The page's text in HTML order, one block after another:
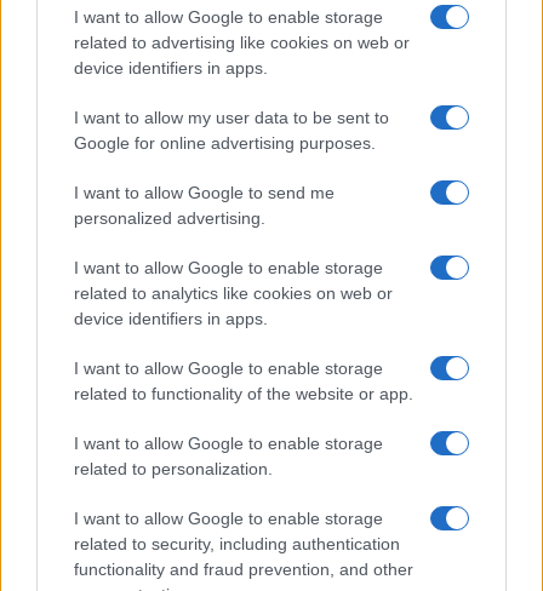
I want to allow Google to enable storage
related to advertising like cookies on web or
device identifiers in apps.
I want to allow my user data to be sent to
Google for online advertising purposes.
I want to allow Google to send me
personalized advertising.
I want to allow Google to enable storage
related to analytics like cookies on web or
device identifiers in apps.
I want to allow Google to enable storage
related to functionality of the website or app.
I want to allow Google to enable storage
related to personalization.
I want to allow Google to enable storage
related to security, including authentication
functionality and fraud prevention, and other
detto no, per paura di doversi sobbarcare i rischi
dei sistemi bancari del Sud Europa. Ora, però,
pretende solidarietà per mettere in sicurezza le
proprie banche. È uno squilibrio strutturale, e
l’Italia ha tutto l’interesse a non ratificare
senza contropartite .
Il rischio politico per Roma (e per
l’Europa)
Intanto Bruxelles continua a insistere. Il direttore
Dombrovskischiedono all’Italia di “fare la sua
parte”. Ma Giorgetti risponde che il Parlamento
non ha i numeri.Le opposizioni accusano il
governodi danneggiare la credibilità del Paese,
ma nella maggioranza nessuno ha fretta. In gioco